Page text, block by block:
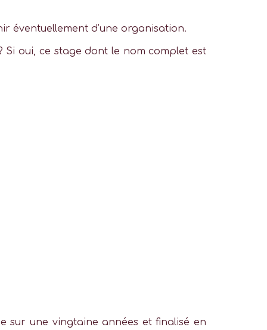
éventuellement d’une organisation.
Si oui, ce stage dont le nom complet est
sur une vingtaine années et finalisé en